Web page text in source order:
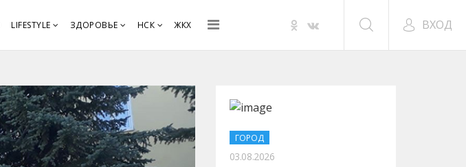
LIFESTYLE ЗДОРОВЬЕ НСК ЖКХ ВХОД
ГОРОД
03.08.2026